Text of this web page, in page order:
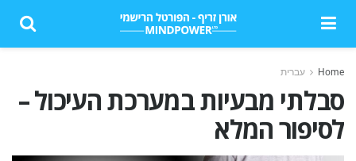
Home עברית
סבלתי מבעיות במערכת העיכול –
לסיפור המלא